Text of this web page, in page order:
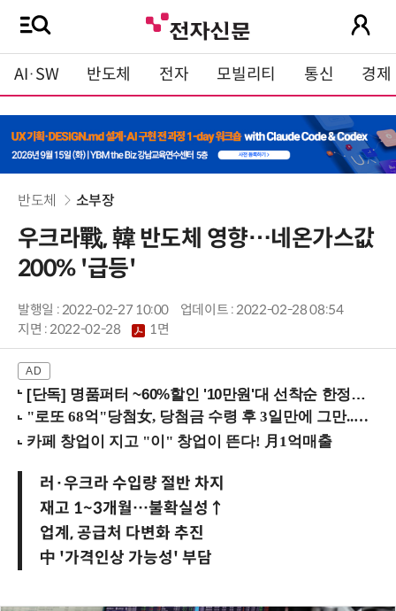
AI·SW 반도체 전자 모빌리티 통신 경제
반도체 소부장
우크라戰, 韓 반도체 영향…네온가스값
200% '급등'
발행일 : 2022-02-27 10:00
업데이트 : 2022-02-28 08:54
지면 :2022-02-28 1면
[단독] 명품퍼터 ~60%할인 '10만원'대 선착순 한정판매!
러·우크라 수입량 절반 차지
재고 1~3개월…불확실성↑
업계, 공급처 다변화 추진
中 '가격인상 가능성' 부담